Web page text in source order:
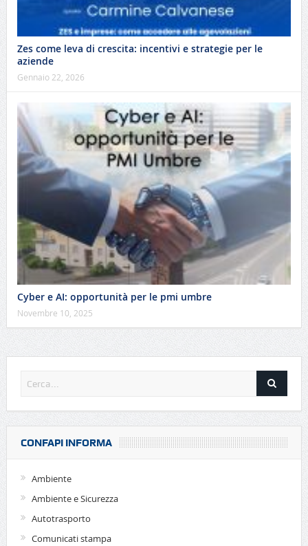
Zes come leva di crescita: incentivi e strategie per le
aziende
Gennaio 22, 2026
Cyber e AI: opportunità per le pmi umbre
Novembre 10, 2025
CONFAPI INFORMA
Ambiente
Ambiente e Sicurezza
Autotrasporto
Comunicati stampa